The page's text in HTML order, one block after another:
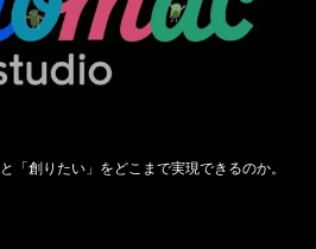
「創りたい」をどこまで実現できるのか。